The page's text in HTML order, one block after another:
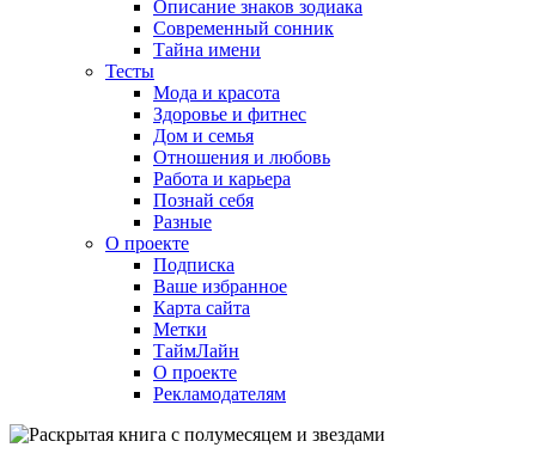
Описание знаков зодиака
Современный сонник
Тайна имени
Тесты
Мода и красота
Здоровье и фитнес
Дом и семья
Отношения и любовь
Работа и карьера
Познай себя
Разные
О проекте
Подписка
Ваше избранное
Карта сайта
Метки
ТаймЛайн
О проекте
Рекламодателям